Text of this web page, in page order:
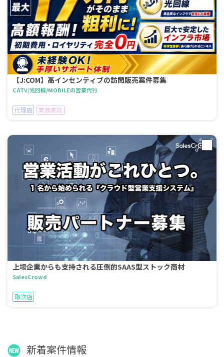
【J:COM】高インセンティブの訪問販売案件募集
CATV/光回線/MOBILEの営業代行
代理店 業務委託
上場企業からも支持される圧倒的SAAS型ストック商材
SalesCrowd
取次店
新着案件情報